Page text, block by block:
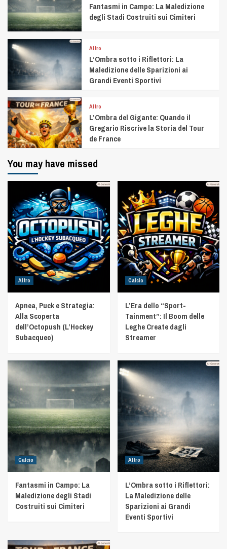
Fantasmi in Campo: La Maledizione
degli Stadi Costruiti sui Cimiteri
Altro
L’Ombra sotto i Riflettori: La
Maledizione delle Sparizioni ai
Grandi Eventi Sportivi
Altro
L’Ombra del Gigante: Quando il
Gregario Riscrive la Storia del Tour
de France
You may have missed
Altro
Apnea, Puck e Strategia:
Alla Scoperta
dell’Octopush (L’Hockey
Subacqueo)
Calcio
L’Era dello “Sport-
Tainment”: Il Boom delle
Leghe Create dagli
Streamer
Calcio
Fantasmi in Campo: La
Maledizione degli Stadi
Costruiti sui Cimiteri
Altro
L’Ombra sotto i Riflettori:
La Maledizione delle
Sparizioni ai Grandi
Eventi Sportivi